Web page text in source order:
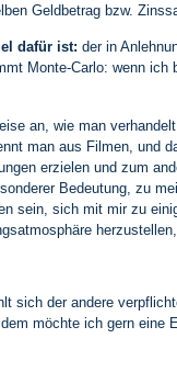
Geldbetrag bzw.
dafür ist: der in
Monte-Carlo: wenn
an, wie man
man aus Filmen, und
erzielen und zum
Bedeutung, zu
sein, sich mit mir zu
sich der andere
möchte ich gern eine